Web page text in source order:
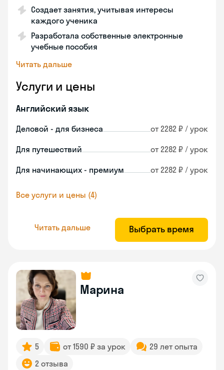
Создает занятия, учитывая интересы
каждого ученика
Разработала собственные электронные
учебные пособия
Читать дальше
Услуги и цены
Английский язык
Деловой - для бизнеса от 2282 ₽ / урок
Для путешествий от 2282 ₽ / урок
Для начинающих - премиум от 2282 ₽ / урок
Все услуги и цены (4)
Читать дальше Выбрать время
Марина
5 от 1590 ₽ за урок
29 лет опыта
2 отзыва